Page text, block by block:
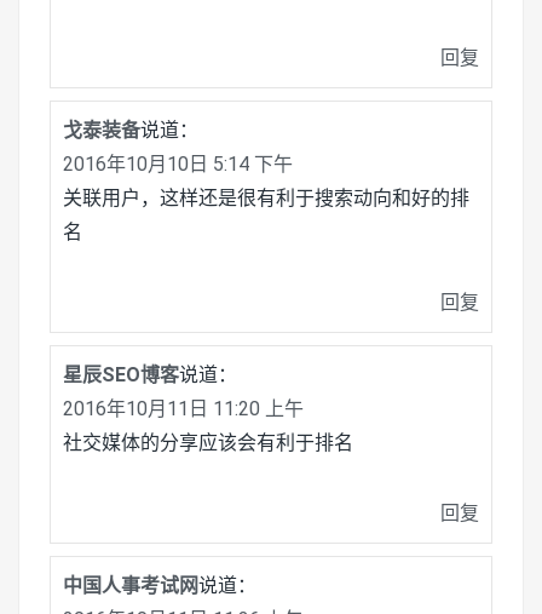
回复
戈泰装备说道：
2016年10月10日 5:14 下午
关联用户，这样还是很有利于搜索动向和好的排
名
回复
星辰SEO博客说道：
2016年10月11日 11:20 上午
社交媒体的分享应该会有利于排名
回复
中国人事考试网说道：